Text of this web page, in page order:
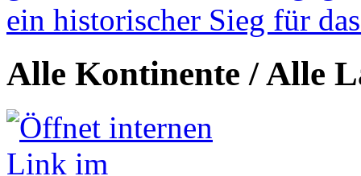
ein historischer Sieg für
Alle Kontinente / Alle